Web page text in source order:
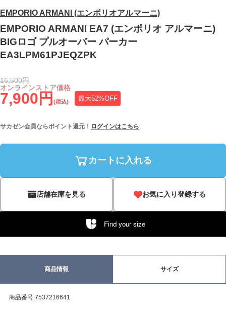
EMPORIO ARMANI (エンポリオアルマーニ)
EMPORIO ARMANI EA7 (エンポリオ アルマーニ)
BIGロゴ プルオーバー パーカー
EA3LPM61PJEQZPK
7,900円 (税込) 最大52%OFF
オンラインストア価格
16,500円
サカゼン会員ならポイント還元！ ログインはこちら
カートに入れる
店舗在庫を見る お気に入り登録する
Find your size
商品情報 サイズ
商品番号:7537216641